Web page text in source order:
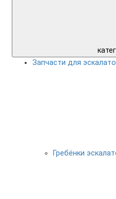
Запчасти для
Гребёнки